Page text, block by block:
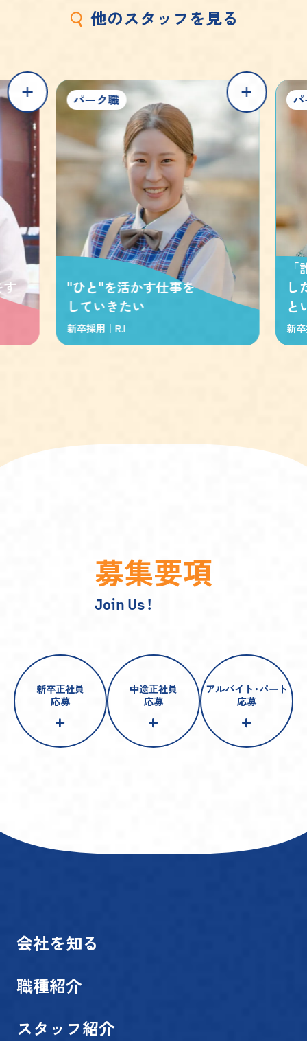
他のスタ ッ フを見る
す
パーク職
"ひと"を活かす仕事を
していきたい
新卒採用｜ R.I
し
と
新
募集要項
Join Us !
新卒正社員
応募
中途正社員
応募
アルバイト・パート
応募
会社を知る
職種紹介
スタッフ紹介